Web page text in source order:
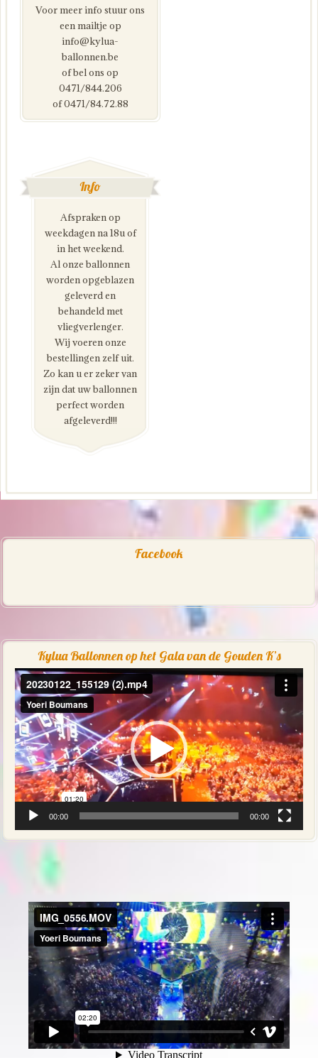
Voor meer info stuur ons
een mailtje op
info@kylua-
ballonnen.be
of bel ons op
0471/844.206
of 0471/84.72.88
Info
Afspraken op
weekdagen na 18u of
in het weekend.
Al onze ballonnen
worden opgeblazen
geleverd en
behandeld met
vliegverlenger.
Wij voeren onze
bestellingen zelf uit.
Zo kan u er zeker van
zijn dat uw ballonnen
perfect worden
afgeleverd!!!
Facebook
Kylua Ballonnen op het Gala van de Gouden K’s
Videospeler
00:00 00:00